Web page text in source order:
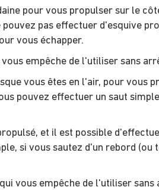
pour vous propulser sur le
pas effectuer d'esquive
vous échapper.
empêche de l'utiliser sans
vous êtes en l'air, pour vous
pouvez effectuer un saut
et il est possible
si vous sautez d'un rebord
vous empêche de l'utiliser sans